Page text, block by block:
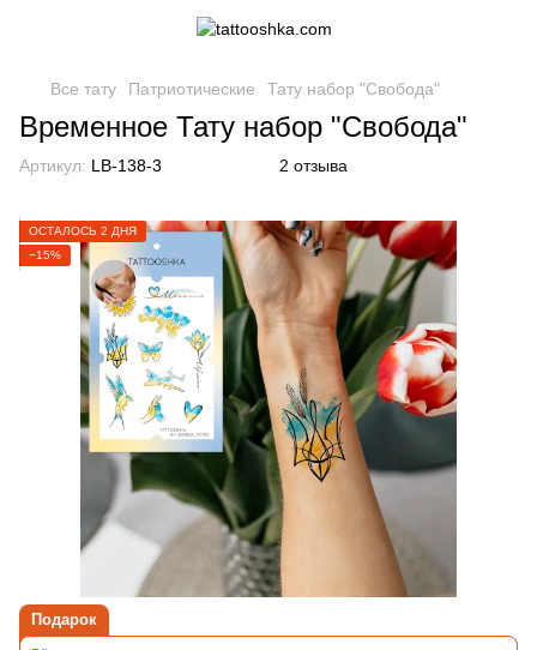
Все тату Патриотические Тату набор "Свобода"
Временное Тату набор "Свобода"
Артикул: LB-138-3 2 отзыва
ОСТАЛОСЬ 2 ДНЯ
−15%
Подарок